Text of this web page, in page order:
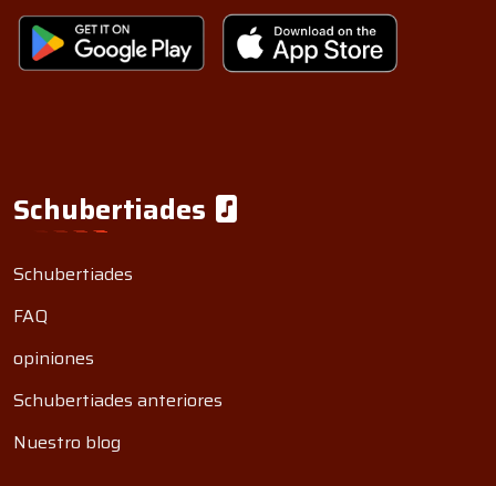
Schubertiades
Schubertiades
FAQ
opiniones
Schubertiades anteriores
Nuestro blog